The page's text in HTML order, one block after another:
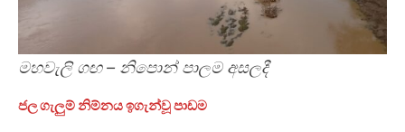
මහවැලි ගඟ – නිපොන් පාලම අසලදී
ජල ගැලුම් නිම්නය ඉගැන්වූ පාඩම